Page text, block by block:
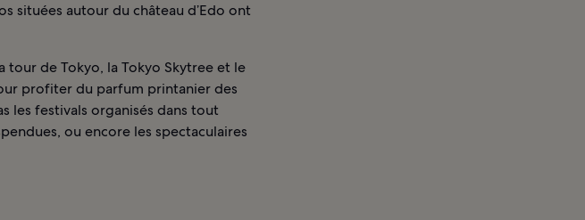
situées autour du château d’Edo ont
tour de Tokyo, la Tokyo Skytree et le
profiter du parfum printanier des
les festivals organisés dans tout
ou encore les spectaculaires